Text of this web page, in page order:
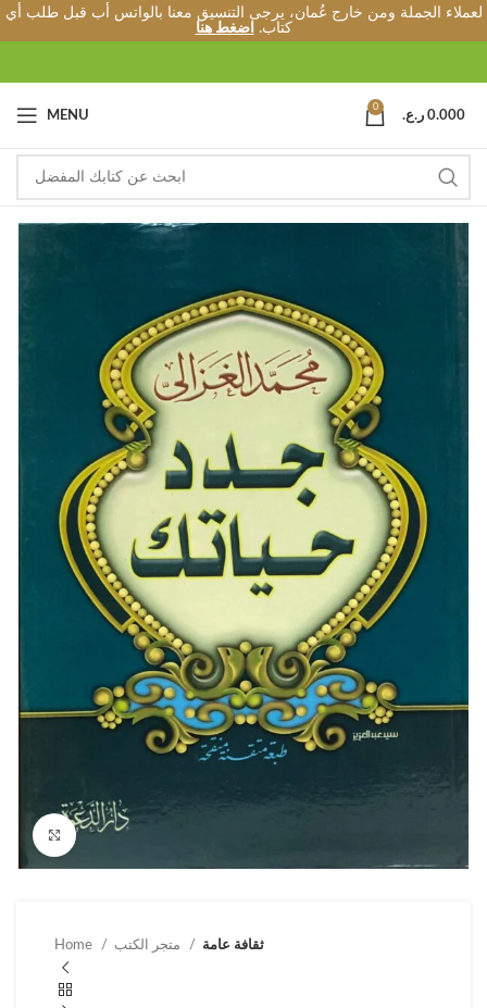
لعملاء الجملة ومن خارج عُمان، يرجى التنسيق معنا بالواتس أب قبل طلب أي
كتاب.
اضغط هنا
MENU
0
0.000 ر.ع.
Click to enlarge
Home ثقافة عامة